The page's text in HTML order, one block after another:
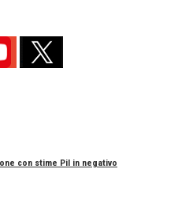
con stime Pil in negativo